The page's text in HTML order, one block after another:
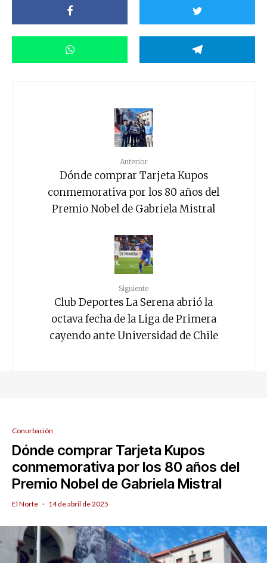
Anterior
Dónde comprar Tarjeta Kupos
conmemorativa por los 80 años del
Premio Nobel de Gabriela Mistral
Siguiente
Club Deportes La Serena abrió la
octava fecha de la Liga de Primera
cayendo ante Universidad de Chile
Conurbación
Dónde comprar Tarjeta Kupos
conmemorativa por los 80 años del
Premio Nobel de Gabriela Mistral
El Norte · 14 de abril de 2025